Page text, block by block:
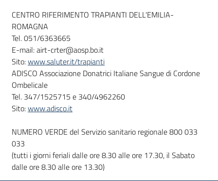
CENTRO RIFERIMENTO TRAPIANTI DELL'EMILIA-
ROMAGNA
Tel. 051/6363665
E-mail: airt-crter@aosp.bo.it
Sito:www.saluter.it/trapianti
ADISCO Associazione Donatrici Italiane Sangue di Cordone
Ombelicale
Tel. 347/1525715 e 340/4962260
Sito:www.adisco.it
NUMERO VERDE del Servizio sanitario regionale 800 033
033
(tutti i giorni feriali dalle ore 8.30 alle ore 17.30, il Sabato
dalle ore 8.30 alle ore 13.30)